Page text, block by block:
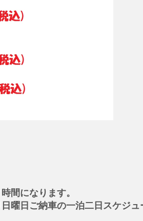
間になります。
曜日ご納車の一泊二日スケジ